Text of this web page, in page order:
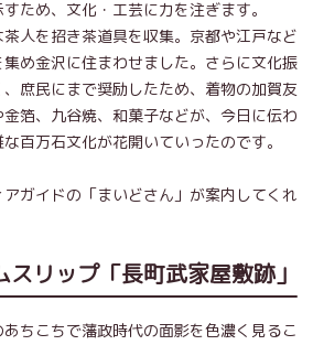
ため、文化・工芸に力を注ぎます。
人を招き茶道具を収集。京都や江戸など
め金沢に住まわせました。さらに文化振
庶民にまで奨励したため、着物の加賀友
箔、九谷焼、和菓子などが、今日に伝わ
百万石文化が花開いていったのです。
アガイドの「まいどさん」が案内してくれ
リップ「長町武家屋敷跡」
ちこちで藩政時代の面影を色濃く見るこ